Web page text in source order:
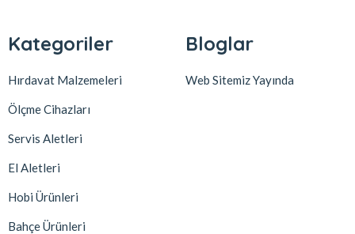
Kategoriler
Hırdavat Malzemeleri
Ölçme Cihazları
Servis Aletleri
El Aletleri
Hobi Ürünleri
Bahçe Ürünleri
Bloglar
Web Sitemiz Yayında